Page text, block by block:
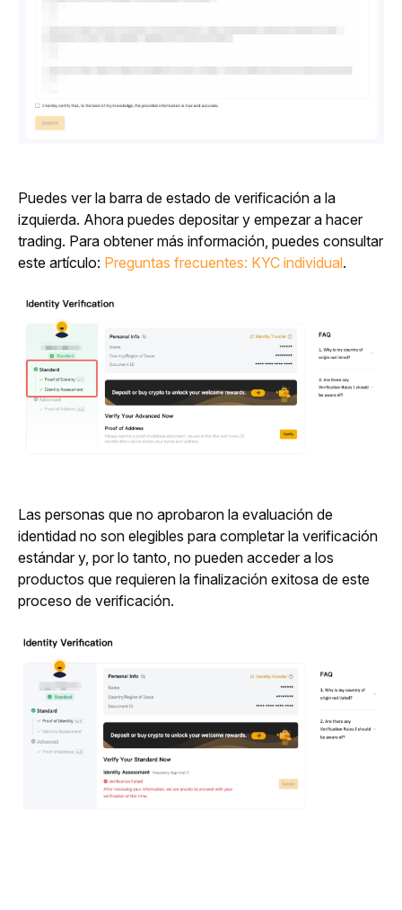
Puedes ver la barra de estado de verificación a la
izquierda. Ahora puedes depositar y empezar a hacer
trading. Para obtener más información, puedes consultar
este artículo: Preguntas frecuentes: KYC individual.
Las personas que no aprobaron la evaluación de
identidad no son elegibles para completar la verificación
estándar y, por lo tanto, no pueden acceder a los
productos que requieren la finalización exitosa de este
proceso de verificación.